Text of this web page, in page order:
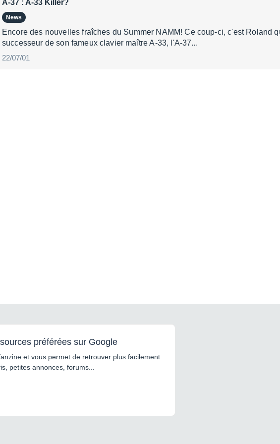
A-37 : A-33 Killer?
News
Encore des nouvelles fraîches du Summer NAMM! Ce coup-ci, c'est Roland
successeur de son fameux clavier maître A-33, l'A-37...
22/07/01
préférées sur Google
et vous permet de retrouver plus facilement
petites annonces, forums...